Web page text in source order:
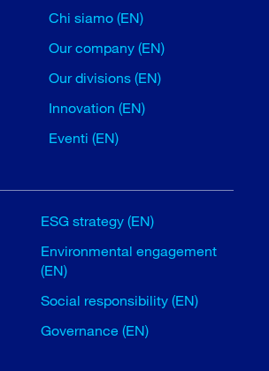
Chi siamo (EN)
Our company (EN)
Our divisions (EN)
Innovation (EN)
Eventi (EN)
ESG strategy (EN)
Environmental engagement
(EN)
Social responsibility (EN)
Governance (EN)